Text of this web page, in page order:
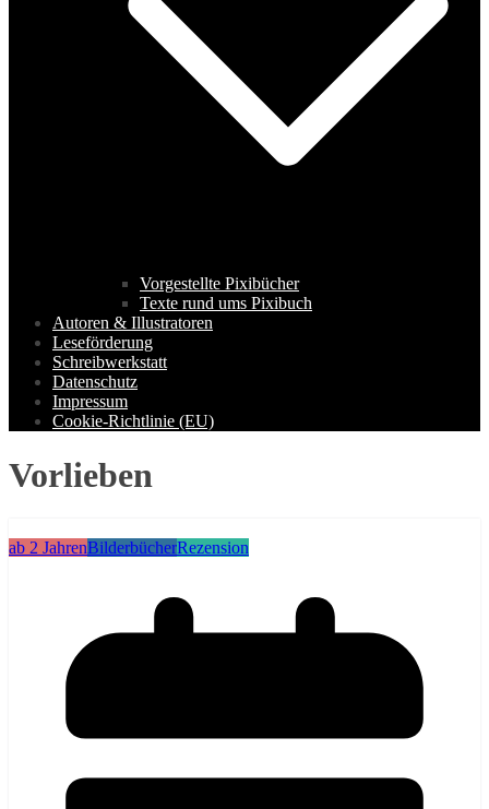
Vorgestellte Pixibücher
Texte rund ums Pixibuch
Autoren & Illustratoren
Leseförderung
Schreibwerkstatt
Datenschutz
Impressum
Cookie-Richtlinie (EU)
Vorlieben
ab 2 JahrenBilderbücherRezension